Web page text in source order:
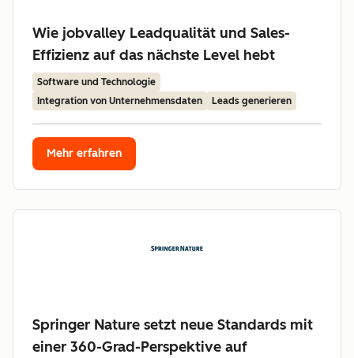
Wie jobvalley Leadqualität und Sales-
Effizienz auf das nächste Level hebt
Software und Technologie
Integration von Unternehmensdaten
Leads generieren
Mehr erfahren
Springer Nature setzt neue Standards mit
einer 360-Grad-Perspektive auf